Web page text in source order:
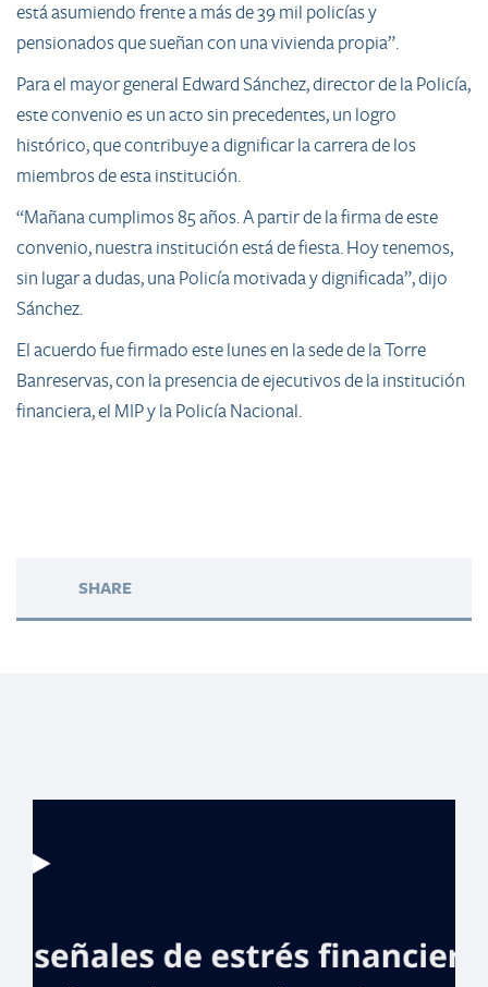
está asumiendo frente a más de 39 mil policías y
pensionados que sueñan con una vivienda propia”.
Para el mayor general Edward Sánchez, director de la Policía,
este convenio es un acto sin precedentes, un logro
histórico, que contribuye a dignificar la carrera de los
miembros de esta institución.
“Mañana cumplimos 85 años. A partir de la firma de este
convenio, nuestra institución está de fiesta. Hoy tenemos,
sin lugar a dudas, una Policía motivada y dignificada”, dijo
Sánchez.
El acuerdo fue firmado este lunes en la sede de la Torre
Banreservas, con la presencia de ejecutivos de la institución
financiera, el MIP y la Policía Nacional.
SHARE
beneficiarán a